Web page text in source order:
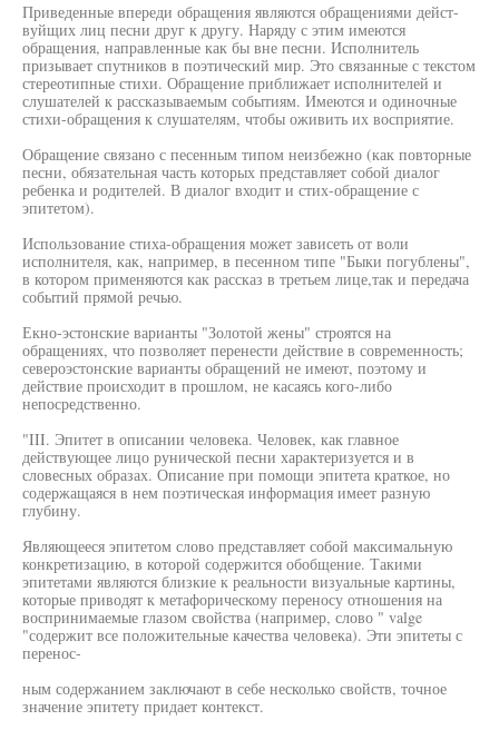
Приведенные впереди обращения являются обращениями дейст-
вуйщих лиц песни друг к другу. Наряду с этим имеются
обращения, направленные как бы вне песни. Исполнитель
призывает спутников в поэтический мир. Это связанные с текстом
стереотипные стихи. Обращение приближает исполнителей и
слушателей к рассказываемым событиям. Имеются и одиночные
стихи-обращения к слушателям, чтобы оживить их восприятие.
Обращение связано с песенным типом неизбежно (как повторные
песни, обязательная часть которых представляет собой диалог
ребенка и родителей. В диалог входит и стих-обращение с
эпитетом).
Использование стиха-обращения может зависеть от воли
исполнителя, как, например, в песенном типе "Быки погублены",
в котором применяются как рассказ в третьем лице,так и передача
событий прямой речью.
Екно-эстонские варианты "Золотой жены" строятся на
обращениях, что позволяет перенести действие в современность;
североэстонские варианты обращений не имеют, поэтому и
действие происходит в прошлом, не касаясь кого-либо
непосредственно.
"III. Эпитет в описании человека. Человек, как главное
действующее лицо рунической песни характеризуется и в
словесных образах. Описание при помощи эпитета краткое, но
содержащаяся в нем поэтическая информация имеет разную
глубину.
Являющееся эпитетом слово представляет собой максимальную
конкретизацию, в которой содержится обобщение. Такими
эпитетами являются близкие к реальности визуальные картины,
которые приводят к метафорическому переносу отношения на
воспринимаемые глазом свойства (например, слово " valge
"содержит все положительные качества человека). Эти эпитеты с
перенос-
ным содержанием заключают в себе несколько свойств, точное
значение эпитету придает контекст.